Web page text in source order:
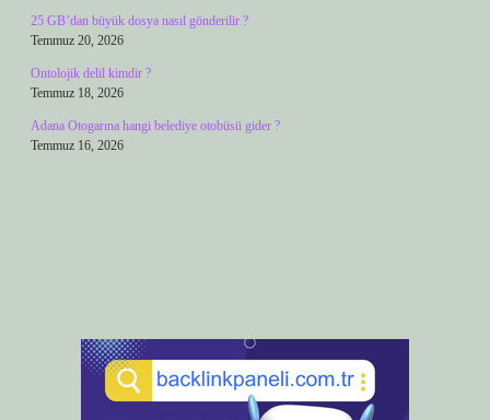
25 GB’dan büyük dosya nasıl gönderilir ?
Temmuz 20, 2026
Ontolojik delil kimdir ?
Temmuz 18, 2026
Adana Otogarına hangi belediye otobüsü gider ?
Temmuz 16, 2026